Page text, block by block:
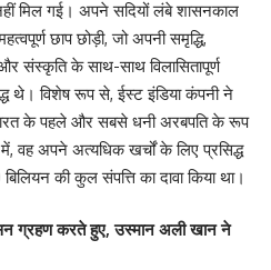
मिल गई। अपने सदियों लंबे शासनकाल
छाप छोड़ी, जो अपनी समृद्धि,
संस्कृति के साथ-साथ विलासितापूर्ण
थे। विशेष रूप से, ईस्ट इंडिया कंपनी ने
के पहले और सबसे धनी अरबपति के रूप
वह अपने अत्यधिक खर्चों के लिए प्रसिद्ध
की कुल संपत्ति का दावा किया था।
ग्रहण करते हुए, उस्मान अली खान ने